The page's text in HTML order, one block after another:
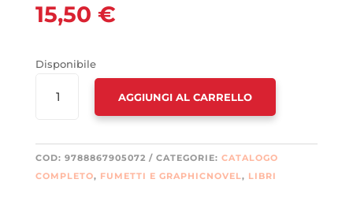
15,50 €
Disponibile
INVESTIGATORS.
OPERAZIONE
AGGIUNGI AL CARRELLO
COD: 9788867905072 CATEGORIE: CATALOGO
COMPLETO, FUMETTI E GRAPHICNOVEL, LIBRI